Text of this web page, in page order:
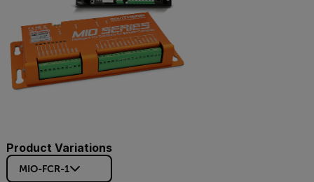
Product Variations
MIO-FCR-1